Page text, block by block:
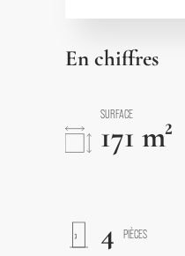
En chiffres
SURFACE
171 m²
4
PIÈCES